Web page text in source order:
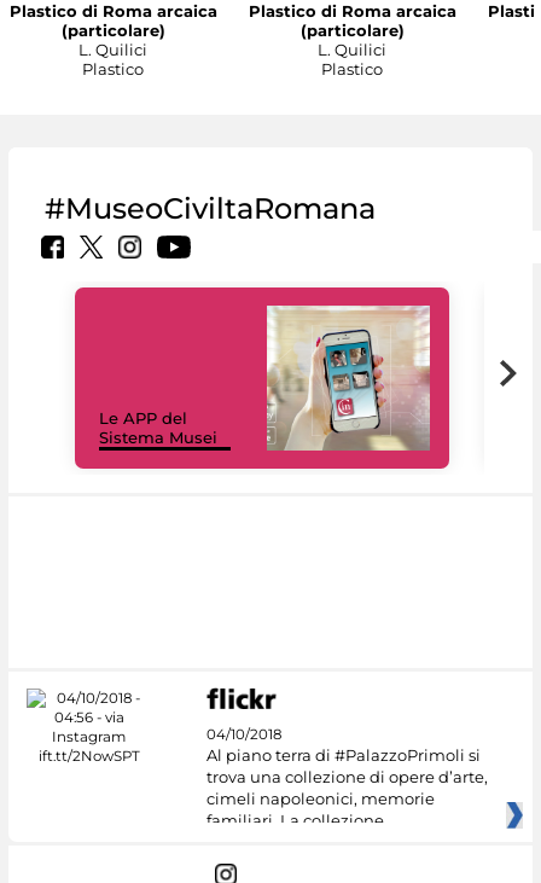
Plastico di Roma arcaica
(particolare)
L. Quilici
Plastico
Plastico di Roma arcaica
(particolare)
L. Quilici
Plastico
#MuseoCiviltaRomana
Le APP del
Sistema Musei
04/10/2018
Al piano terra di #PalazzoPrimoli si
trova una collezione di opere d’arte,
cimeli napoleonici, memorie
familiari. La collezione